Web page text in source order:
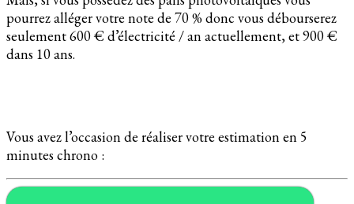
pourrez alléger votre note de 70 % donc vous débourserez
seulement 600 € d’électricité / an actuellement, et 900 €
dans 10 ans.
Vous avez l’occasion de réaliser votre estimation en 5
minutes chrono :